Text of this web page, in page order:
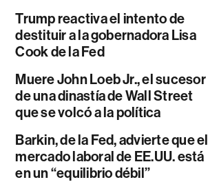
Trump reactiva el intento de
destituir a la gobernadora Lisa
Cook de la Fed
Muere John Loeb Jr., el sucesor
de una dinastía de Wall Street
que se volcó a la política
Barkin, de la Fed, advierte que el
mercado laboral de EE.UU. está
en un “equilibrio débil”